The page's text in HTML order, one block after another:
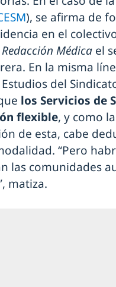
), se afirma de
en el
Redacción Médica el
En la misma
del
los Servicios de
flexible, y como
de esta, cabe
“Pero
las comunidades
matiza.